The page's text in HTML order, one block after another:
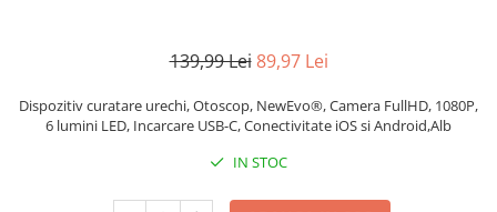
Maturi, mopuri si galeti
Organizare si depozitare
139,99 Lei 89,97 Lei
Dispozitiv curatare urechi, Otoscop, NewEvo®, Camera FullHD, 1080P,
6 lumini LED, Incarcare USB-C, Conectivitate iOS si Android,Alb
IN STOC